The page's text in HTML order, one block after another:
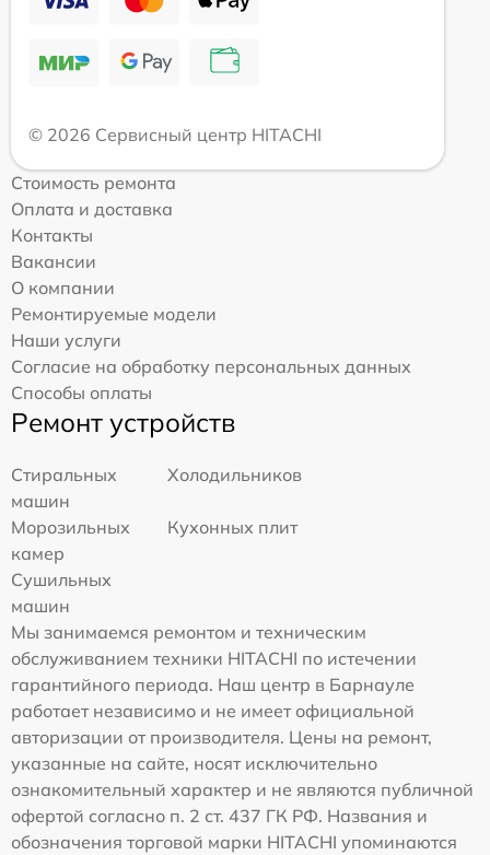
© 2026 Сервисный центр HITACHI
Стоимость ремонта
Оплата и доставка
Контакты
Вакансии
О компании
Ремонтируемые модели
Наши услуги
Согласие на обработку персональных данных
Способы оплаты
Ремонт устройств
Стиральных
машин
Холодильников
Морозильных
камер
Кухонных плит
Сушильных
машин
Мы занимаемся ремонтом и техническим
обслуживанием техники HITACHI по истечении
гарантийного периода. Наш центр в Барнауле
работает независимо и не имеет официальной
авторизации от производителя. Цены на ремонт,
указанные на сайте, носят исключительно
ознакомительный характер и не являются публичной
офертой согласно п. 2 ст. 437 ГК РФ. Названия и
обозначения торговой марки HITACHI упоминаются